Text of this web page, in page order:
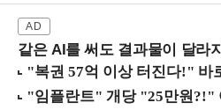
같은 AI를 써도 결과물이 달라지